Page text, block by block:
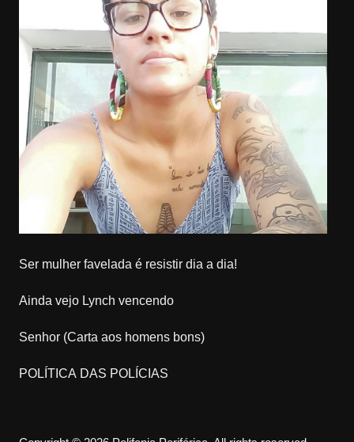
Ser mulher favelada é resistir dia a dia!
Ainda vejo Lynch vencendo
Senhor (Carta aos homens bons)
POLÍTICA DAS POLÍCIAS